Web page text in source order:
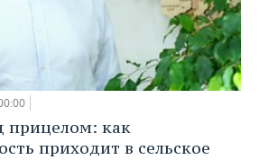
прицелом: как
приходит в сельское